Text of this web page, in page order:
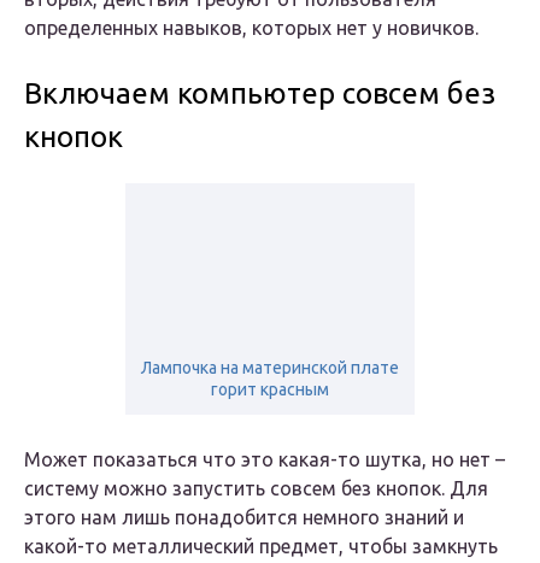
определенных навыков, которых нет у новичков.
Включаем компьютер совсем без
кнопок
Лампочка на материнской плате
горит красным
Может показаться что это какая-то шутка, но нет –
систему можно запустить совсем без кнопок. Для
этого нам лишь понадобится немного знаний и
какой-то металлический предмет, чтобы замкнуть